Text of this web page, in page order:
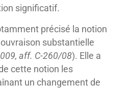
significatif.
précisé la notion
substantielle
aff. C-260/08). Elle a
cette notion les
un changement de